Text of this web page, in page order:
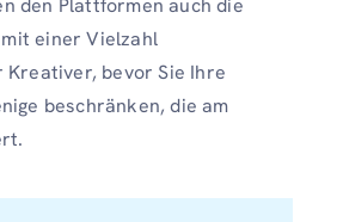
den Plattformen auch die
einer Vielzahl
bevor Sie Ihre
beschränken, die am